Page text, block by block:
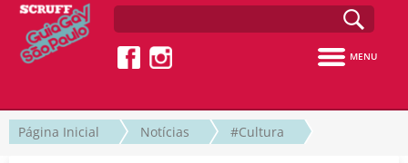
MENU
Página Inicial Notícias #Cultura